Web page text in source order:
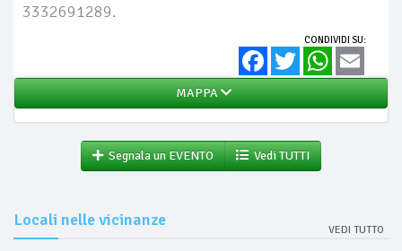
3332691289.
CONDIVIDI SU:
FacebookTwitter WhatsApp
MAPPA
Segnala un EVENTO Vedi TUTTI
Locali nelle vicinanze
VEDI TUTTO